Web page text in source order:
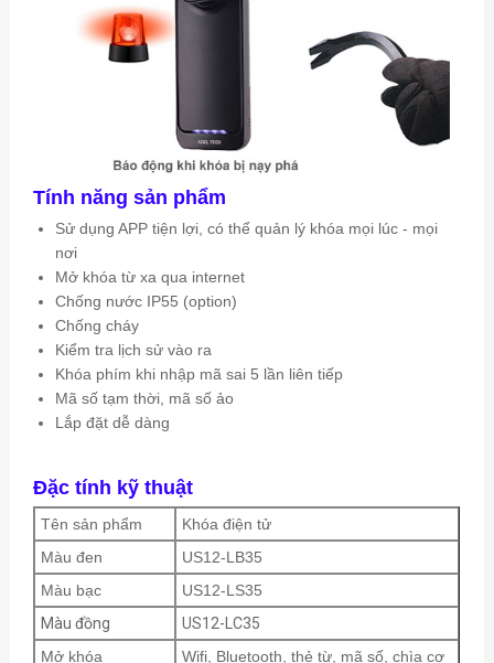
Tính năng sản phẩm
Sử dụng APP tiện lợi, có thể quản lý khóa mọi lúc - mọi
nơi
Mở khóa từ xa qua internet
Chống nước IP55 (option)
Chống cháy
Kiểm tra lịch sử vào ra
Khóa phím khi nhập mã sai 5 lần liên tiếp
Mã số tạm thời, mã số ảo
Lắp đặt dễ dàng
Đặc tính kỹ thuật
Tên sản phẩm
Khóa điện tử
Màu đen
US12-LB35
Màu bạc
US12-LS35
Màu đồng
US12-LC35
Mở khóa
Wifi, Bluetooth, thẻ từ, mã số, chìa cơ